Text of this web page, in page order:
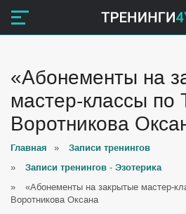
«Абонементы на
мастер-классы по
Воротникова
Главная » Записи тренингов
» Записи тренингов - Эзотерика
»
«Абонементы на закрытые мастер-
Воротникова Оксана